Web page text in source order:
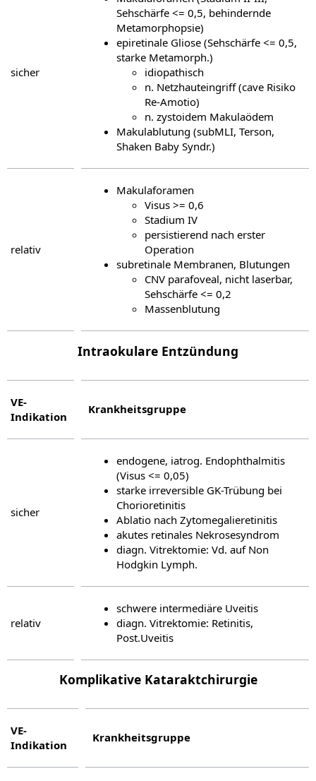
sicher
Sehschärfe <= 0,5, behindernde
Metamorphopsie)
epiretinale Gliose (Sehschärfe <= 0,5,
starke Metamorph.)
idiopathisch
n. Netzhauteingriff (cave Risiko
Re-Amotio)
n. zystoidem Makulaödem
Makulablutung (subMLI, Terson,
Shaken Baby Syndr.)
relativ
Makulaforamen
Visus >= 0,6
Stadium IV
persistierend nach erster
Operation
subretinale Membranen, Blutungen
CNV parafoveal, nicht laserbar,
Sehschärfe <= 0,2
Massenblutung
Intraokulare Entzündung
VE-
Indikation
Krankheitsgruppe
sicher
endogene, iatrog. Endophthalmitis
(Visus <= 0,05)
starke irreversible GK-Trübung bei
Chorioretinitis
Ablatio nach Zytomegalieretinitis
akutes retinales Nekrosesyndrom
diagn. Vitrektomie: Vd. auf Non
Hodgkin Lymph.
relativ
schwere intermediäre Uveitis
diagn. Vitrektomie: Retinitis,
Post.Uveitis
Komplikative Kataraktchirurgie
VE-
Indikation
Krankheitsgruppe